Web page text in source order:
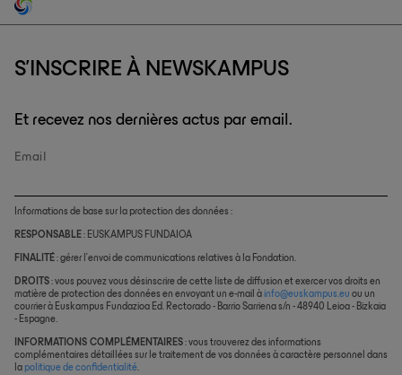
S'INSCRIRE À NEWSKAMPUS
Et recevez nos dernières actus par email.
Email
Informations de base sur la protection des données :
RESPONSABLE : EUSKAMPUS FUNDAIOA
FINALITÉ : gérer l’envoi de communications relatives à la Fondation.
DROITS : vous pouvez vous désinscrire de cette liste de diffusion et exercer vos droits en
matière de protection des données en envoyant un e-mail à info@euskampus.eu ou un
courrier à Euskampus Fundazioa Ed. Rectorado - Barrio Sarriena s/n - 48940 Leioa - Bizkaia
- Espagne.
INFORMATIONS COMPLÉMENTAIRES : vous trouverez des informations
complémentaires détaillées sur le traitement de vos données à caractère personnel dans
la politique de confidentialité.